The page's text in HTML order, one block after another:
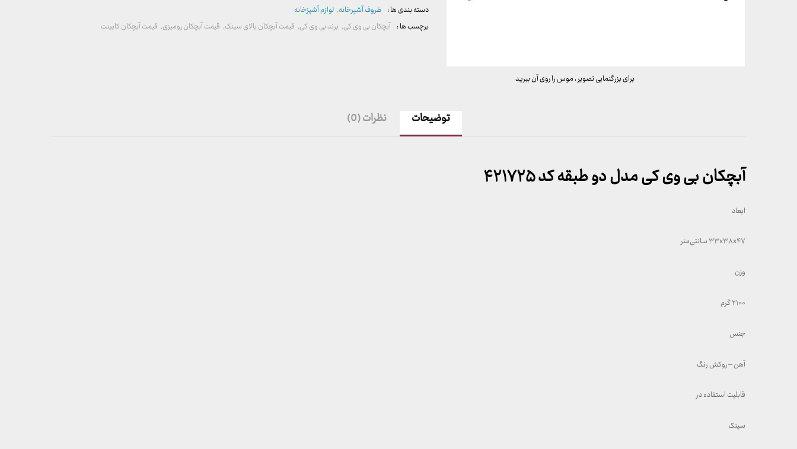
برای بزرگنمایی تصویر ، موس را روی آن ببرید
دسته بندی ها : ظروف آشپرخانه, لوازم آشپزخانه
برچسب ها : آبچکان بی وی کی, برند بی وی کی, قیمت آبچکان بالای سینک, قیمت آبچکان رومیزی, قیمت آبچکان کابینت
توضیحات نظرات (0)
آبچکان بی وی کی مدل دو طبقه کد ۴۲۱۷۲۵
ابعاد
۳۳x۳۸x۴۷ سانتی‌متر
وزن
۲۱۰۰ گرم
جنس
آهن – روکش رنگ
قابلیت استفاده در
سینک